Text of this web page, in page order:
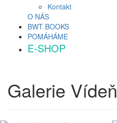
Kontakt
O NÁS
BWT BOOKS
POMÁHÁME
E-SHOP
Galerie Vídeň